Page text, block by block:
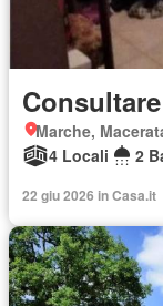
Marche,
4 Locali
2
22 giu 2026 in Casa.it